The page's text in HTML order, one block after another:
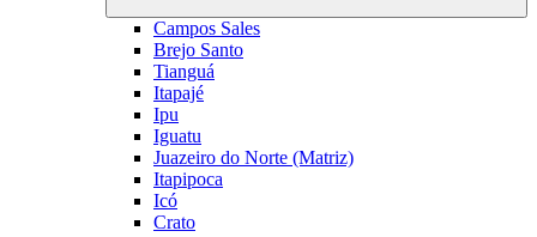
Campos Sales
Brejo Santo
Tianguá
Itapajé
Ipu
Iguatu
Juazeiro do Norte (Matriz)
Itapipoca
Icó
Crato